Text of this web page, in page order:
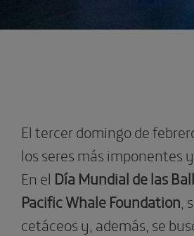
El tercer domingo de
los seres más imponentes
En el Día Mundial de las
Pacific Whale Foundation
cetáceos y, además, se